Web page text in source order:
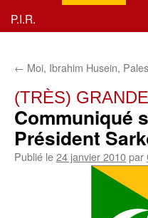
au
P.I.R.
← Moi, Ibrahim Husein,
(TRÈS)
Communiqué
Président
Publié le24 janvier 2010par